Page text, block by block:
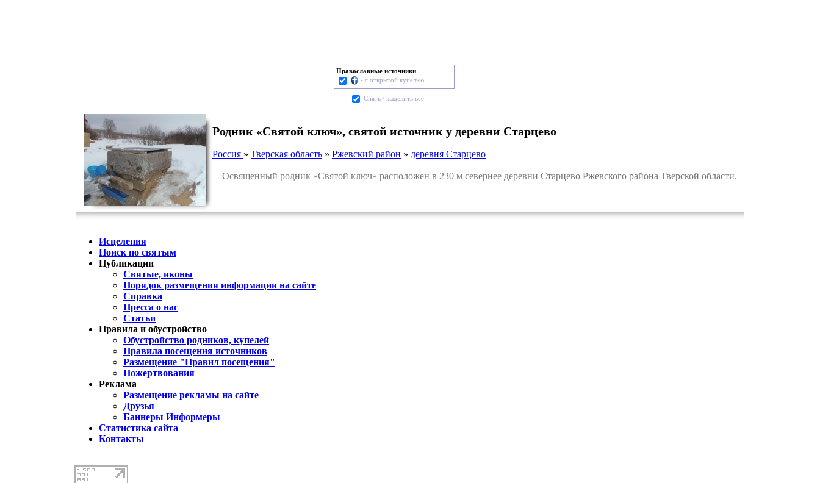
Православные источники
- с открытой купелью
Cнять / выделить все
Родник «Святой ключ», святой источник у деревни Старцево
Россия » Тверская область » Ржевский район » деревня Старцево
Освященный родник «Святой ключ» расположен в 230 м севернее деревни Старцево Ржевского района Тверской области.
Исцеления
Поиск по святым
Публикации
Святые, иконы
Порядок размещения информации на сайте
Справка
Пресса о нас
Статьи
Правила и обустройство
Обустройство родников, купелей
Правила посещения источников
Размещение "Правил посещения"
Пожертвования
Реклама
Размещение рекламы на сайте
Друзья
Баннеры Информеры
Статистика сайта
Контакты